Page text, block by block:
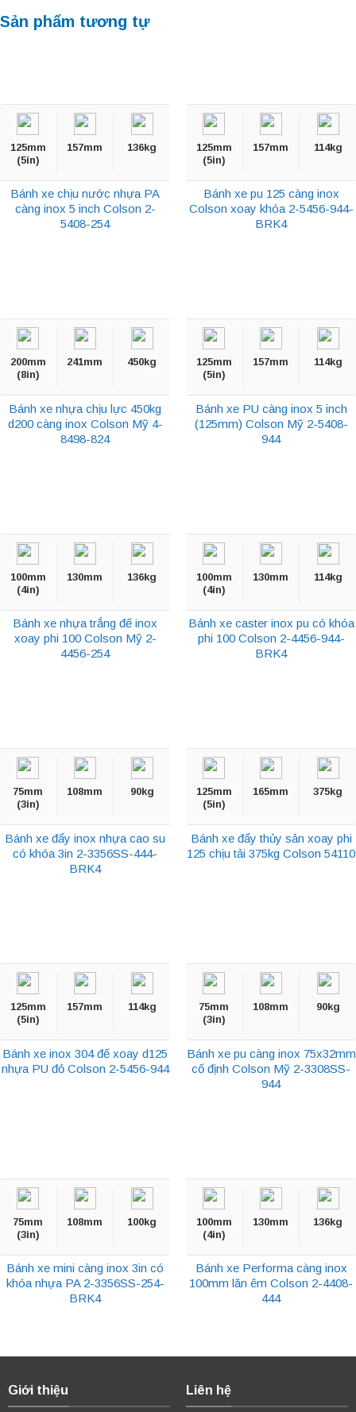
Sản phẩm tương tự
125mm
(5in)
157mm 136kg
Bánh xe chịu nước nhựa PA
càng inox 5 inch Colson 2-
5408-254
125mm
(5in)
157mm 114kg
Bánh xe pu 125 càng inox
Colson xoay khóa 2-5456-944-
BRK4
200mm
(8in)
241mm 450kg
Bánh xe nhựa chịu lực 450kg
d200 càng inox Colson Mỹ 4-
8498-824
125mm
(5in)
157mm 114kg
Bánh xe PU càng inox 5 inch
(125mm) Colson Mỹ 2-5408-
944
100mm
(4in)
130mm 136kg
Bánh xe nhựa trắng đế inox
xoay phi 100 Colson Mỹ 2-
4456-254
100mm
(4in)
130mm 114kg
Bánh xe caster inox pu có khóa
phi 100 Colson 2-4456-944-
BRK4
75mm
(3in)
108mm 90kg
Bánh xe đẩy inox nhựa cao su
có khóa 3in 2-3356SS-444-
BRK4
125mm
(5in)
165mm 375kg
Bánh xe đẩy thủy sản xoay phi
125 chịu tải 375kg Colson 54110
125mm
(5in)
157mm 114kg
Bánh xe inox 304 đế xoay d125
nhựa PU đỏ Colson 2-5456-944
75mm
(3in)
108mm 90kg
Bánh xe pu càng inox 75x32mm
cố định Colson Mỹ 2-3308SS-
944
75mm
(3in)
108mm 100kg
Bánh xe mini càng inox 3in có
khóa nhựa PA 2-3356SS-254-
BRK4
100mm
(4in)
130mm 136kg
Bánh xe Performa càng inox
100mm lăn êm Colson 2-4408-
444
Giới thiệu Liên hệ